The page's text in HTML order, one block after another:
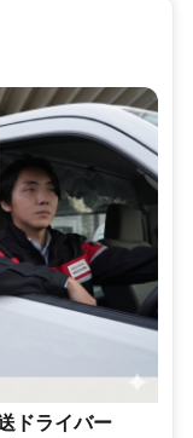
ドライバー